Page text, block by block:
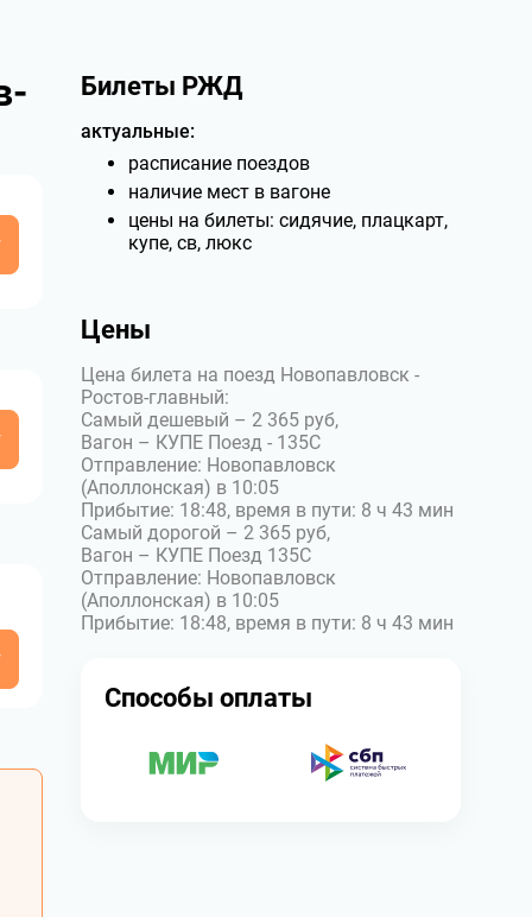
Билеты РЖД
актуальные:
расписание поездов
наличие мест в вагоне
цены на билеты: сидячие, плацкарт,
купе, св, люкс
Цены
Цена билета на поезд Новопавловск -
Ростов-главный:
Самый дешевый – 2 365 руб,
Вагон – КУПЕ Поезд - 135С
Отправление: Новопавловск
(Аполлонская) в 10:05
Прибытие: 18:48, время в пути: 8 ч 43 мин
Самый дорогой – 2 365 руб,
Вагон – КУПЕ Поезд 135С
Отправление: Новопавловск
(Аполлонская) в 10:05
Прибытие: 18:48, время в пути: 8 ч 43 мин
Способы оплаты